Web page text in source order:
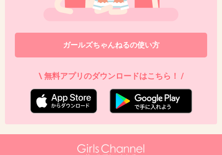
ガールズちゃんねるの使い方
\ 無料アプリのダウンロードはこちら！ /